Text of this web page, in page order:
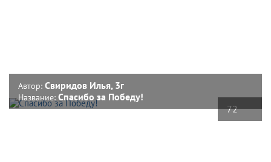
72
Автор: Свиридов Илья, 3г
Название: Спасибо за Победу!